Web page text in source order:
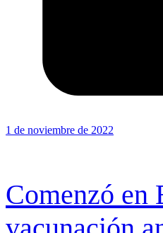
1 de noviembre de 2022
Comenzó en